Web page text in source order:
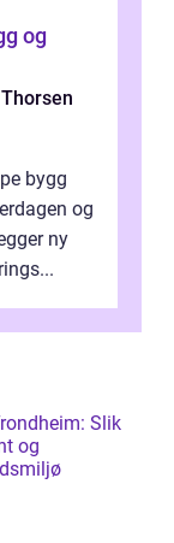
og
bygg
og
ny
Slik
og